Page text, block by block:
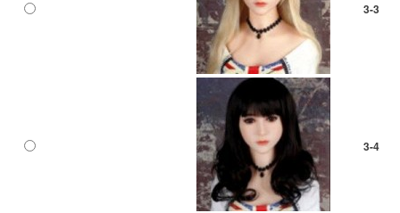
3-3
3-4